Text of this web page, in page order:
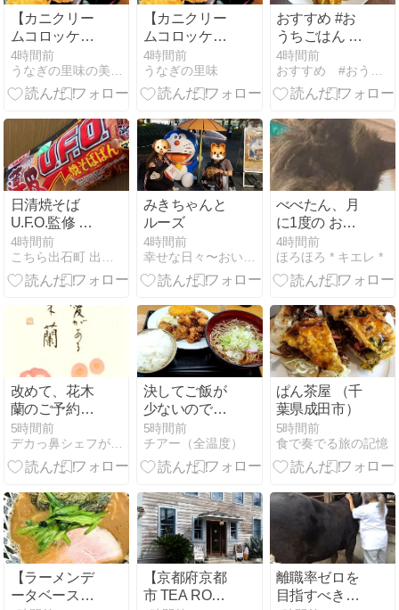
【カニクリー
ムコロッケ定
食】
4時間前
【カニクリー
ムコロッケ定
食】
4時間前
うなぎの里味
おすすめ #お
うちごはん ブ
ログ「初挑
戦！カレーラ
イスにピーマ
ツ」
4時間前
日清焼そば
U.F.O.監修 薄
皮U.F.O.焼そ
ばぱん
4時間前
みきちゃんと
ルーズ
4時間前
べべたん、月
に1度の お薬
投与
4時間前
ほろほろ * キエレ *
改めて、花木
蘭のご予約に
ついてです。
5時間前
デカっ鼻シェフが作る新中華！！横浜・戸塚区【花木蘭】ﾌｧ･…
決してご飯が
少ないのでは
ない
5時間前
チアー（全温度）
ぱん茶屋 （千
葉県成田市）
5時間前
食で奏でる旅の記憶
【ラーメンデ
ータベース】
【京都府京都
市 TEA ROOM
離職率ゼロを
目指すべき